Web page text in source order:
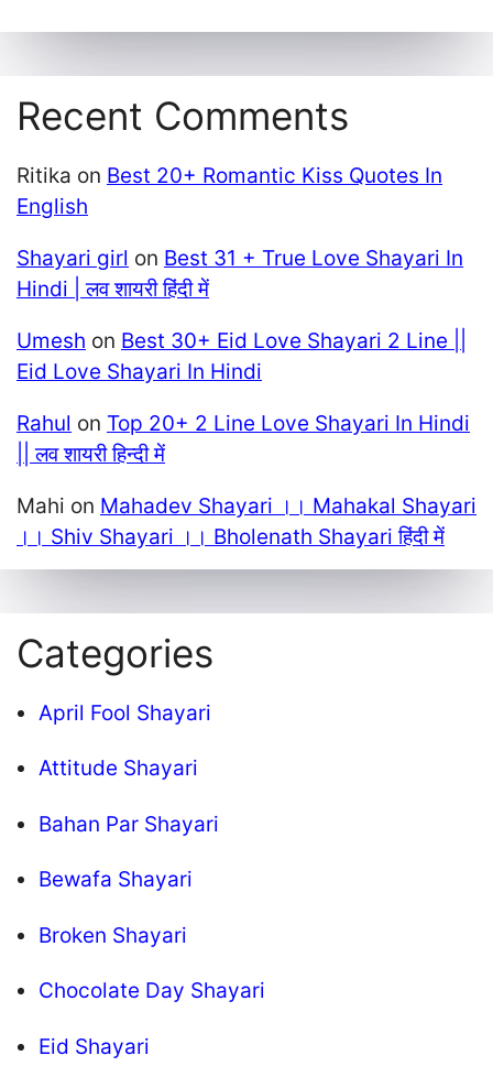
Recent Comments
Ritika on Best 20+ Romantic Kiss Quotes In
English
Shayari girl on Best 31 + True Love Shayari In
Hindi | लव शायरी हिंदी में
Umesh on Best 30+ Eid Love Shayari 2 Line ||
Eid Love Shayari In Hindi
Rahul on Top 20+ 2 Line Love Shayari In Hindi
|| लव शायरी हिन्दी में
Mahi on Mahadev Shayari ।। Mahakal Shayari
।। Shiv Shayari ।। Bholenath Shayari हिंदी में
Categories
April Fool Shayari
Attitude Shayari
Bahan Par Shayari
Bewafa Shayari
Broken Shayari
Chocolate Day Shayari
Eid Shayari